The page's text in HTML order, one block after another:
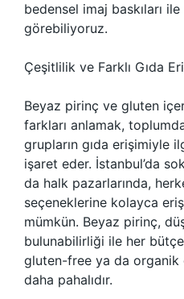
bedensel imaj baskıları
görebiliyoruz.
Çeşitlilik ve Farklı Gıda
Beyaz pirinç ve gluten
farkları anlamak, toplumda
grupların gıda erişimiyle
işaret eder. İstanbul’da
da halk pazarlarında,
seçeneklerine kolayca
mümkün. Beyaz pirinç,
bulunabilirliği ile her
gluten-free ya da organik
daha pahalıdır.